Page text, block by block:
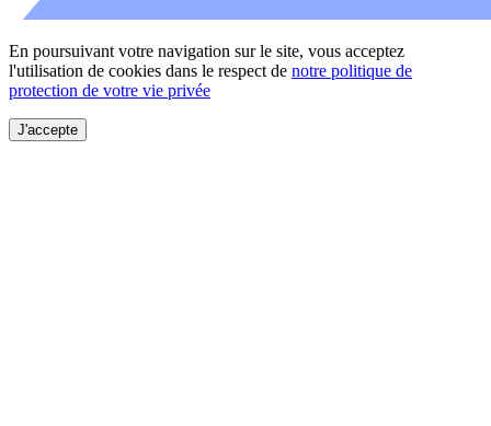
En poursuivant votre navigation sur le site, vous acceptez
l'utilisation de cookies dans le respect de notre politique de
protection de votre vie privée
J'accepte